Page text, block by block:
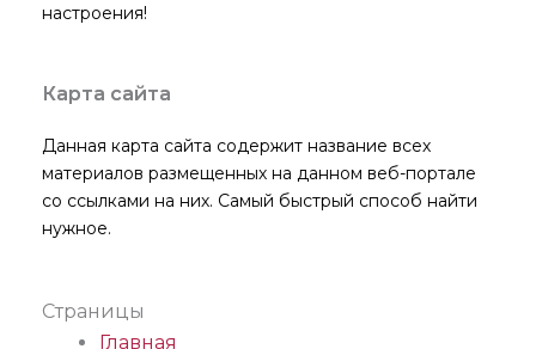
настроения!
Карта сайта
Данная карта сайта содержит название всех
материалов размещенных на данном веб-портале
со ссылками на них. Самый быстрый способ найти
нужное.
Страницы
Главная